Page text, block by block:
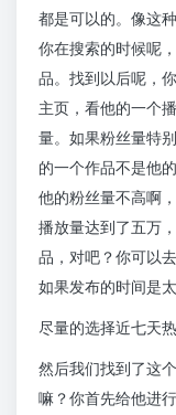
都是可以的。像这
你在搜索的时候呢
品。找到以后呢，
主页，看他的一个
量。如果粉丝量特
的一个作品不是他
他的粉丝量不高啊
播放量达到了五万
品，对吧？你可以
如果发布的时间是
尽量的选择近七天
然后我们找到了这
嘛？你首先给他进